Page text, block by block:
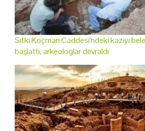
Sıtkı Koçman Caddesi'ndeki kazıyı
başlattı, arkeologlar devraldı